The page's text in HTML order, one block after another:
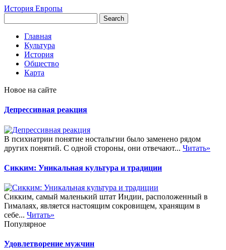
История Европы
Главная
Культура
История
Общество
Карта
Новое на сайте
Депрессивная реакция
В психиатрии понятие ностальгии было заменено рядом
других понятий. С одной стороны, они отвечают... Читать»
Сикким: Уникальная культура и традиции
Сикким, самый маленький штат Индии, расположенный в
Гималаях, является настоящим сокровищем, хранящим в
себе... Читать»
Популярное
Удовлетворение мужчин